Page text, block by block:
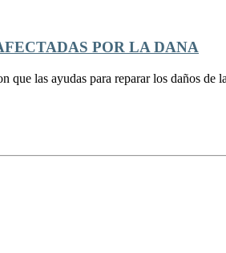
POR LA DANA
las ayudas para reparar los daños de